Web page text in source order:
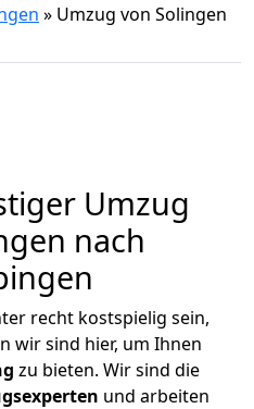
» Umzug von Solingen
Umzug
nach
recht kostspielig sein,
wir sind hier, um Ihnen
zu bieten. Wir sind die
und arbeiten